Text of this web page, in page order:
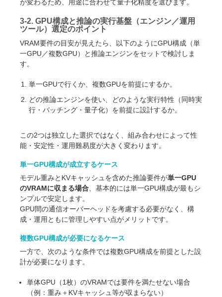
が変わるため、用途に合わせて量子化精度を選びます。
3-2. GPU構成と推論の実行基盤（エンジン／運用
ツール）選定のポイント
VRAM要件の目安が見えたら、以下のようにGPU構成（単
一GPU／複数GPU）と推論エンジンをセットで検討しま
す。
単一GPUで行くか、複数GPUを前提にするか。
どの推論エンジンを使い、どのような実行特性（同時実
行・バッチング・量子化）を前提に設計するか。
この2つは独立した選択ではなく、組み合わせによって性
能・安定性・運用難易度が大きく変わります。
単一GPU構成が成立するケース
モデル重みとKVキャッシュを含めた推論要件が単一GPU
のVRAMに収まる場合 、基本的には単一GPU構成が最もシ
ンプルで安定します。
GPU間の通信オーバーヘッドを考慮する必要がなく、構
成・運用ともに管理しやすい点がメリットです。
複数GPU構成が必要になるケース
一方で、次のような条件では複数GPU構成を前提とした設
計が必要になります。
単体GPU（1枚）のVRAMでは要件を満たせない場合
（例：重み＋KVキャッシュ等が収まらない）